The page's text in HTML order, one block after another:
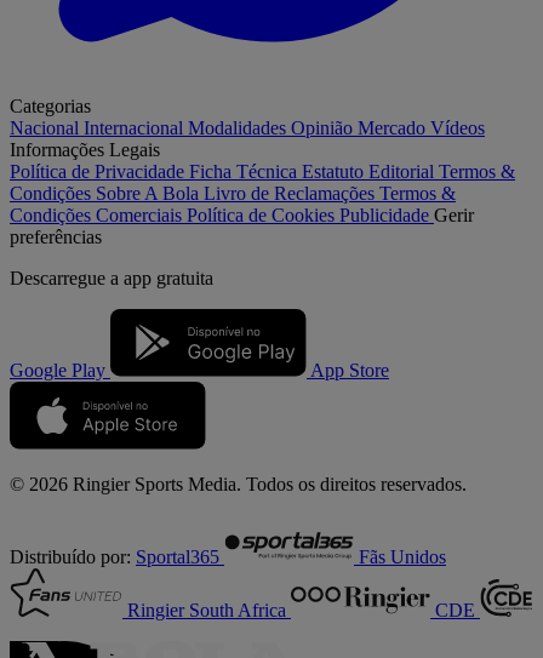
Categorias
Nacional Internacional Modalidades Opinião Mercado Vídeos
Informações Legais
Política de Privacidade Ficha Técnica Estatuto Editorial Termos &
Condições Sobre A Bola Livro de Reclamações Termos &
Condições Comerciais Política de Cookies Publicidade Gerir
preferências
Descarregue a app gratuita
Google Play App Store
© 2026 Ringier Sports Media. Todos os direitos reservados.
Distribuído por: Sportal365 Fãs Unidos
Ringier South Africa CDE